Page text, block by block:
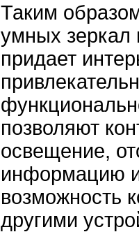
Таким
умных зеркал
придает
позволяют
освещение,
информацию
возможность
другими